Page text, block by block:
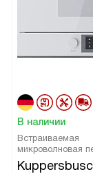
В наличии
Встраиваемая
микроволновая